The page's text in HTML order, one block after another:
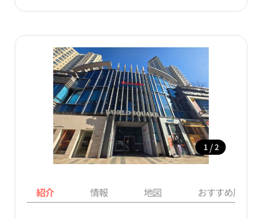
1 / 2
紹介 情報 地図 おすすめ周辺